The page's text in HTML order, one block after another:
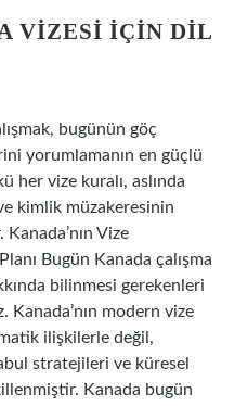
VIZESI IÇIN DIL
bugünün göç
yorumlamanın en güçlü
her vize kuralı, aslında
kimlik müzakeresinin
Vize
Bugün Kanada çalışma
bilinmesi gerekenleri
Kanada’nın modern vize
ilişkilerle değil,
stratejileri ve küresel
Kanada bugün